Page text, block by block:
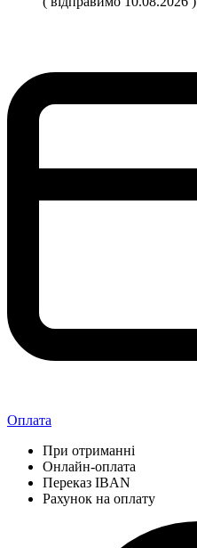
Оплата
При отриманні
Онлайн-оплата
Переказ IBAN
Рахунок на оплату